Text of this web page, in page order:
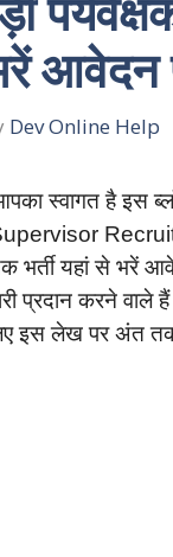
आवेदन
Dev Online Help
स्वागत है इस
भर्ती यहां से भरें
प्रदान करने वाले
इस लेख पर अंत